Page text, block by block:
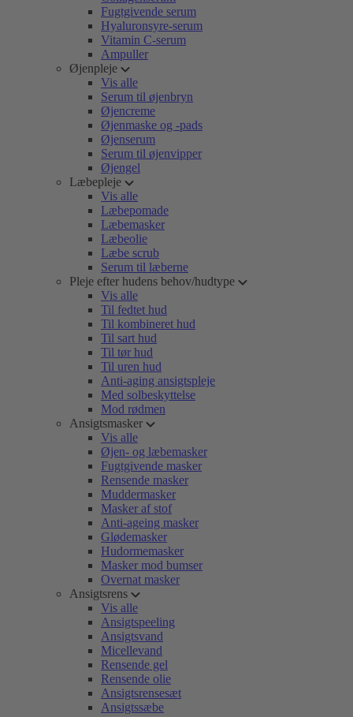
Fugtgivende serum
Hyaluronsyre-serum
Vitamin C-serum
Ampuller
Øjenpleje
Vis alle
Serum til øjenbryn
Øjencreme
Øjenmaske og -pads
Øjenserum
Serum til øjenvipper
Øjengel
Læbepleje
Vis alle
Læbepomade
Læbemasker
Læbeolie
Læbe scrub
Serum til læberne
Pleje efter hudens behov/hudtype
Vis alle
Til fedtet hud
Til kombineret hud
Til sart hud
Til tør hud
Til uren hud
Anti-aging ansigtspleje
Med solbeskyttelse
Mod rødmen
Ansigtsmasker
Vis alle
Øjen- og læbemasker
Fugtgivende masker
Rensende masker
Muddermasker
Masker af stof
Anti-ageing masker
Glødemasker
Hudormemasker
Masker mod bumser
Overnat masker
Ansigtsrens
Vis alle
Ansigtspeeling
Ansigtsvand
Micellevand
Rensende gel
Rensende olie
Ansigtsrensesæt
Ansigtssæbe